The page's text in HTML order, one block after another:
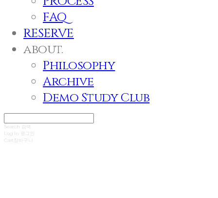
FAQ
RESERVE
about.
Philosophy
Archive
Demo Study Club
Search 검색
Log In 로그인
Cart 장바구니